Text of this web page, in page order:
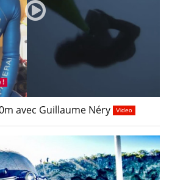
avec Guillaume Néry Video